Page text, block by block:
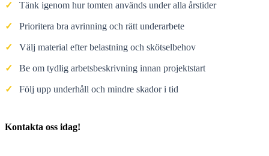
✓ Tänk igenom hur tomten används under alla årstider
✓ Prioritera bra avrinning och rätt underarbete
✓ Välj material efter belastning och skötselbehov
✓ Be om tydlig arbetsbeskrivning innan projektstart
✓ Följ upp underhåll och mindre skador i tid
Kontakta oss idag!